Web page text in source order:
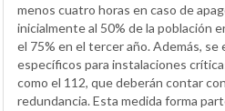
menos cuatro horas en caso de
inicialmente al 50% de la población
el 75% en el tercer año. Además,
específicos para instalaciones
como el 112, que deberán contar
redundancia. Esta medida forma